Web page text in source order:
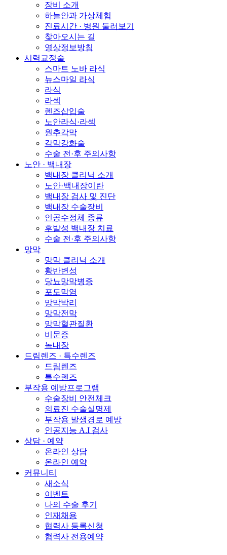
장비 소개
하늘안과 가상체험
진료시간 · 병원 둘러보기
찾아오시는 길
영상정보방침
시력교정술
스마트 노바 라식
뉴스마일 라식
라식
라섹
렌즈삽입술
노안라식·라섹
원추각막
각막강화술
수술 전·후 주의사항
노안 · 백내장
백내장 클리닉 소개
노안·백내장이란
백내장 검사 및 진단
백내장 수술장비
인공수정체 종류
후발성 백내장 치료
수술 전·후 주의사항
망막
망막 클리닉 소개
황반변성
당뇨망막병증
포도막염
망막박리
망막전막
망막혈관질환
비문증
녹내장
드림렌즈 · 특수렌즈
드림렌즈
특수렌즈
부작용 예방프로그램
수술장비 안전체크
의료진 수술실명제
부작용 발생경로 예방
인공지능 A.I 검사
상담 · 예약
온라인 상담
온라인 예약
커뮤니티
새소식
이벤트
나의 수술 후기
인재채용
협력사 등록신청
협력사 전용예약